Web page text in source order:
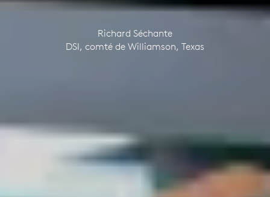
Richard Séchante
DSI, comté de Williamson, Texas